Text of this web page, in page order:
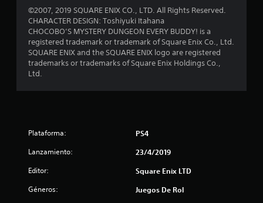
a
i
o
n
©2007, 2019 SQUARE ENIX CO., LTD. All Rights Reserved.
CHARACTER DESIGN: Toshiyuki Itahana
CHOCOBO’S MYSTERY DUNGEON EVERY BUDDY! is a
registered trademark or trademark of Square Enix Co., Ltd.
SQUARE ENIX and the SQUARE ENIX logo are registered
trademarks or trademarks of Square Enix Holdings Co.,
Ltd.
Plataforma: PS4
Lanzamiento: 23/4/2019
Editor: Square Enix LTD
Géneros: Juegos De Rol